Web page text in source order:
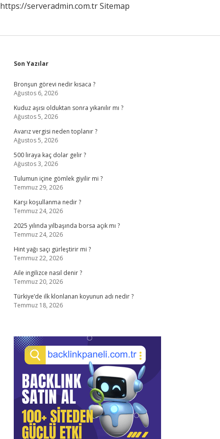
https://serveradmin.com.trSitemap
Sidebar
Son Yazılar
Bronşun görevi nedir kısaca ?
Ağustos 6, 2026
Kuduz aşısı olduktan sonra yıkanılır mı ?
Ağustos 5, 2026
Avarız vergisi neden toplanır ?
Ağustos 5, 2026
500 liraya kaç dolar gelir ?
Ağustos 3, 2026
Tulumun içine gömlek giyilir mi ?
Temmuz 29, 2026
Karşı koşullanma nedir ?
Temmuz 24, 2026
2025 yılında yılbaşında borsa açık mı ?
Temmuz 24, 2026
Hint yağı saçı gürleştirir mi ?
Temmuz 22, 2026
Aile ingilizce nasıl denir ?
Temmuz 20, 2026
Türkiye’de ilk klonlanan koyunun adı nedir ?
Temmuz 18, 2026